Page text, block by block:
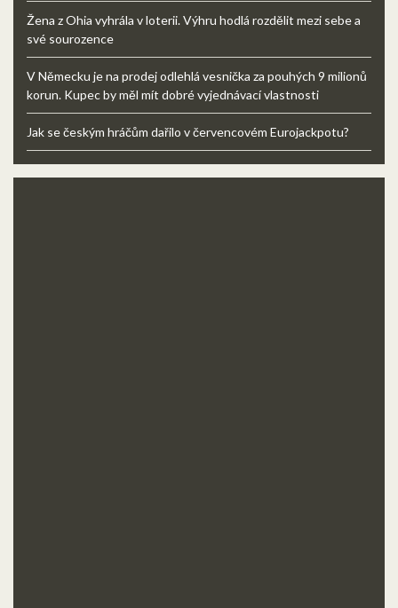
Žena z Ohia vyhrála v loterii. Výhru hodlá rozdělit mezi sebe a
své sourozence
V Německu je na prodej odlehlá vesnička za pouhých 9 milionů
korun. Kupec by měl mít dobré vyjednávací vlastnosti
Jak se českým hráčům dařilo v červencovém Eurojackpotu?